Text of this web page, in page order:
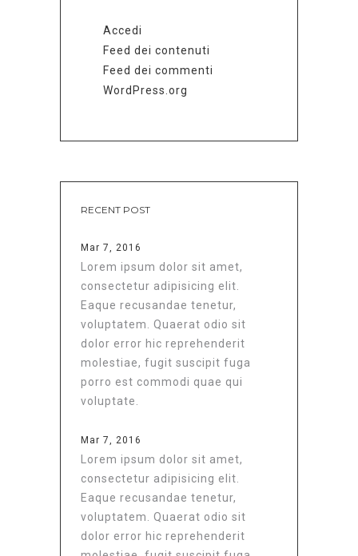
Accedi
Feed dei contenuti
Feed dei commenti
WordPress.org
RECENT POST
Mar 7, 2016
Lorem ipsum dolor sit amet,
consectetur adipisicing elit.
Eaque recusandae tenetur,
voluptatem. Quaerat odio sit
dolor error hic reprehenderit
molestiae, fugit suscipit fuga
porro est commodi quae qui
voluptate.
Mar 7, 2016
Lorem ipsum dolor sit amet,
consectetur adipisicing elit.
Eaque recusandae tenetur,
voluptatem. Quaerat odio sit
dolor error hic reprehenderit